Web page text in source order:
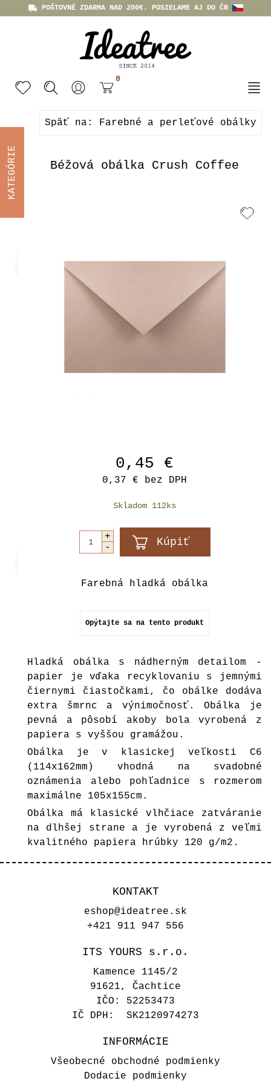
POŠTOVNÉ ZDARMA NAD 200€. POSIELAME AJ DO ČR
0
Späť na: Farebné a perleťové obálky
Béžová obálka Crush Coffee
0,45 €
0,37 € bez DPH
Skladom 112ks
Farebná hladká obálka
Opýtajte sa na tento produkt
Hladká obálka s nádherným detailom -
papier je vďaka recyklovaniu s jemnými
čiernymi čiastočkami, čo obálke dodáva
extra šmrnc a výnimočnosť. Obálka je
pevná a pôsobí akoby bola vyrobená z
papiera s vyššou gramážou.
Obálka je v klasickej veľkosti C6
(114x162mm) vhodná na svadobné
oznámenia alebo pohľadnice s rozmerom
maximálne 105x155cm.
Obálka má klasické vlhčiace zatváranie
na dlhšej strane a je vyrobená z veľmi
kvalitného papiera hrúbky 120 g/m2.
KONTAKT
eshop@ideatree.sk
+421 911 947 556
ITS YOURS s.r.o.
Kamence 1145/2
91621, Čachtice
IČO: 52253473
IČ DPH: SK2120974273
INFORMÁCIE
Všeobecné obchodné podmienky
Dodacie podmienky
KATEGÓRIE